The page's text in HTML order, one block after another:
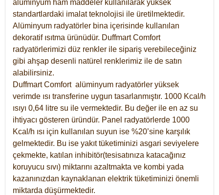
alüminyum ham maddeler kullanılarak yüksek
standartlardaki imalat teknolojisi ile üretilmektedir.
Alüminyum radyatörler bina içerisinde kullanılan
dekoratif ısıtma ürünüdür. Duffmart Comfort
radyatörlerimizi düz renkler ile sipariş verebileceğiniz
gibi ahşap desenli natürel renklerimiz ile de satın
alabilirsiniz.
Duffmart Comfort alüminyum radyatörler yüksek
verimde ısı transferine uygun tasarlanmıştır. 1000 Kcal/h
ısıyı 0,64 litre su ile vermektedir. Bu değer ile en az su
ihtiyacı gösteren üründür. Panel radyatörlerde 1000
Kcal/h ısı için kullanılan suyun ise %20’sine karşılık
gelmektedir. Bu ise yakıt tüketiminizi asgari seviyelere
çekmekte, katılan inhibitör(tesisatınıza katacağınız
koruyucu sıvı) miktarını azaltmakta ve kombi yada
kazanınızdan kaynaklanan elektrik tüketiminizi önemli
miktarda düşürmektedir.